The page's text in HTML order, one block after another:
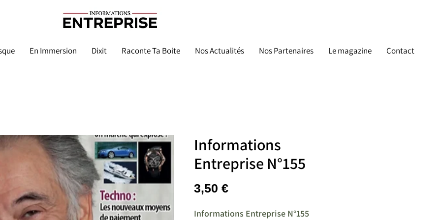
En Immersion Dixit Raconte Ta Boite Nos Actualités Nos Partenaires Le magazine Contact
Informations
Entreprise N°155
3,50 €Prix
Informations Entreprise N°155